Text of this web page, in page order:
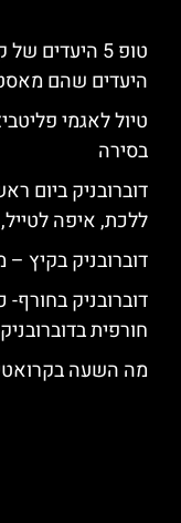
טופ 5
היעדים שהם
טיול לאגמי
בסירה
דוברובניק ביום
ללכת, איפה
דוברובניק בקיץ
דוברובניק
חורפית בדוברובניק
מה השעה